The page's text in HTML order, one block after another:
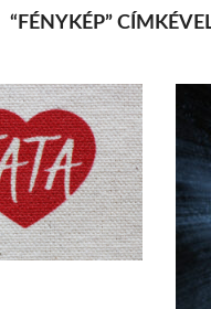
“FÉNYKÉP”